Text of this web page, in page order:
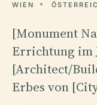
WIEN
[Monument
Errichtung im
[Architect/
Erbes von